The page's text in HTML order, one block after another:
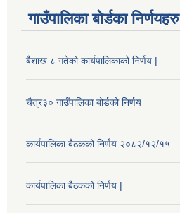
गाउँपालिका बोर्डका निर्णयहरु
बैशाख ८ गतेको कार्यपालिकाको निर्णय |
चैत्र३० गाउँपालिका बोर्डको निर्णय
कार्यपालिका बैठकको निर्णय २०८२/१२/१५
कार्यपालिका बैठकको निर्णय |